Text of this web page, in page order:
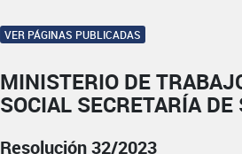
VER PÁGINAS PUBLICADAS
MINISTERIO DE
SOCIAL SECRETARÍA
Resolución 32/2023